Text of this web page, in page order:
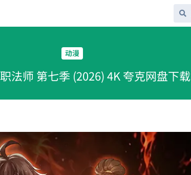
动漫
法师 第七季 (2026) 4K 夸克网盘下载